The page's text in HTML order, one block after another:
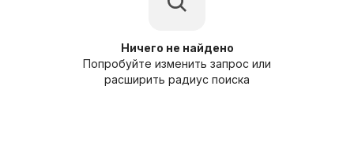
Ничего не найдено
Попробуйте изменить запрос или
расширить радиус поиска